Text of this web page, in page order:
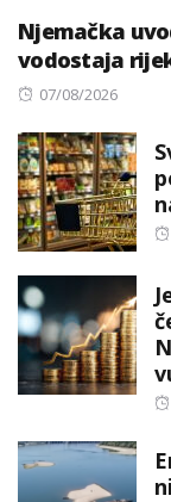
Njemačka
vodostaja
Posted
07/08/2026